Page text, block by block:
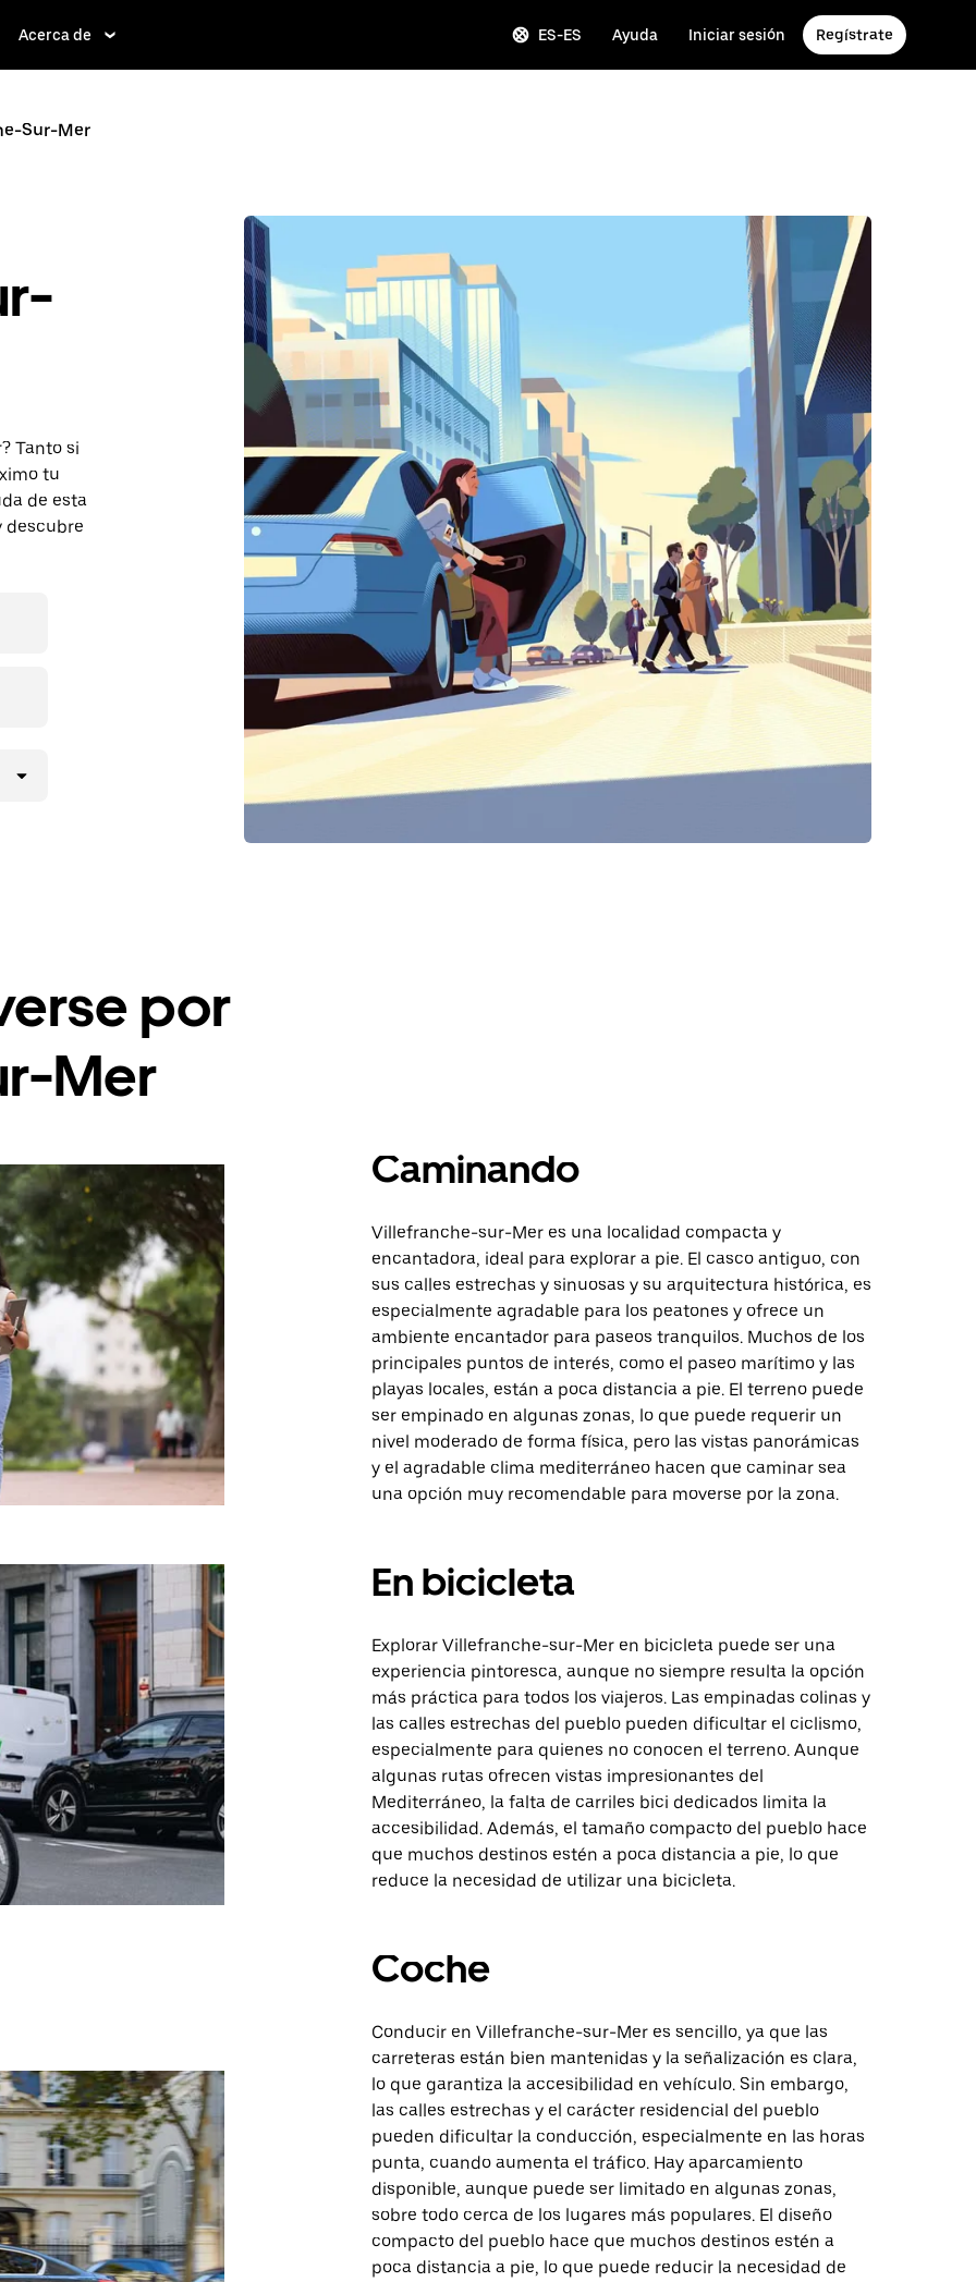
Acerca de ES-ES Ayuda Iniciar sesión Regístrate
Sur-Mer
Tanto si
tu
de esta
descubre
por
Mer
Caminando
Villefranche-sur-Mer es una localidad compacta y
encantadora, ideal para explorar a pie. El casco antiguo, con
sus calles estrechas y sinuosas y su arquitectura histórica, es
especialmente agradable para los peatones y ofrece un
ambiente encantador para paseos tranquilos. Muchos de los
principales puntos de interés, como el paseo marítimo y las
playas locales, están a poca distancia a pie. El terreno puede
ser empinado en algunas zonas, lo que puede requerir un
nivel moderado de forma física, pero las vistas panorámicas
y el agradable clima mediterráneo hacen que caminar sea
una opción muy recomendable para moverse por la zona.
En bicicleta
Explorar Villefranche-sur-Mer en bicicleta puede ser una
experiencia pintoresca, aunque no siempre resulta la opción
más práctica para todos los viajeros. Las empinadas colinas y
las calles estrechas del pueblo pueden dificultar el ciclismo,
especialmente para quienes no conocen el terreno. Aunque
algunas rutas ofrecen vistas impresionantes del
Mediterráneo, la falta de carriles bici dedicados limita la
accesibilidad. Además, el tamaño compacto del pueblo hace
que muchos destinos estén a poca distancia a pie, lo que
reduce la necesidad de utilizar una bicicleta.
Coche
Conducir en Villefranche-sur-Mer es sencillo, ya que las
carreteras están bien mantenidas y la señalización es clara,
lo que garantiza la accesibilidad en vehículo. Sin embargo,
las calles estrechas y el carácter residencial del pueblo
pueden dificultar la conducción, especialmente en las horas
punta, cuando aumenta el tráfico. Hay aparcamiento
disponible, aunque puede ser limitado en algunas zonas,
sobre todo cerca de los lugares más populares. El diseño
compacto del pueblo hace que muchos destinos estén a
poca distancia a pie, lo que puede reducir la necesidad de